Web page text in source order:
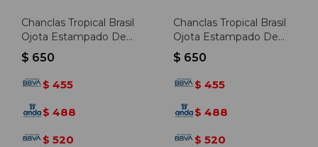
Chanclas Tropical Brasil
Ojota Estampado De
Unisex - Verde Militar -
Verde Militar
$ 650
$ 455
$ 488
$ 520
Chanclas Tropical Brasil
Ojota Estampado De
Unisex - Marino Claro -
Marino Claro
$ 650
$ 455
$ 488
$ 520